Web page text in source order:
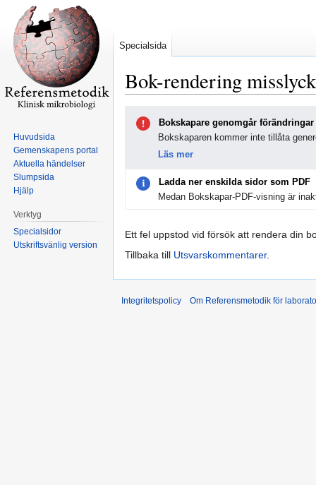
Bok-rendering
navigering
Bokskapare genomgår förändringar
Bokskaparen kommer inte tillåta
Läs mer
Ladda ner enskilda sidor som PDF
Medan Bokskapar-PDF-visning är
Ett fel uppstod vid försök att rendera din
Tillbaka till Utsvarskommentarer.
Specialsida
Huvudsida
Gemenskapens portal
Aktuella händelser
Slumpsida
Hjälp
Verktyg
Specialsidor
Utskriftsvänlig version
Integritetspolicy Om Referensmetodik för